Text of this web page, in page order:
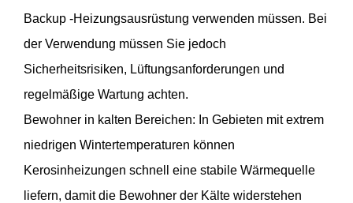
Backup -Heizungsausrüstung verwenden müssen. Bei
der Verwendung müssen Sie jedoch
Sicherheitsrisiken, Lüftungsanforderungen und
regelmäßige Wartung achten.
Bewohner in kalten Bereichen: In Gebieten mit extrem
niedrigen Wintertemperaturen können
Kerosinheizungen schnell eine stabile Wärmequelle
liefern, damit die Bewohner der Kälte widerstehen